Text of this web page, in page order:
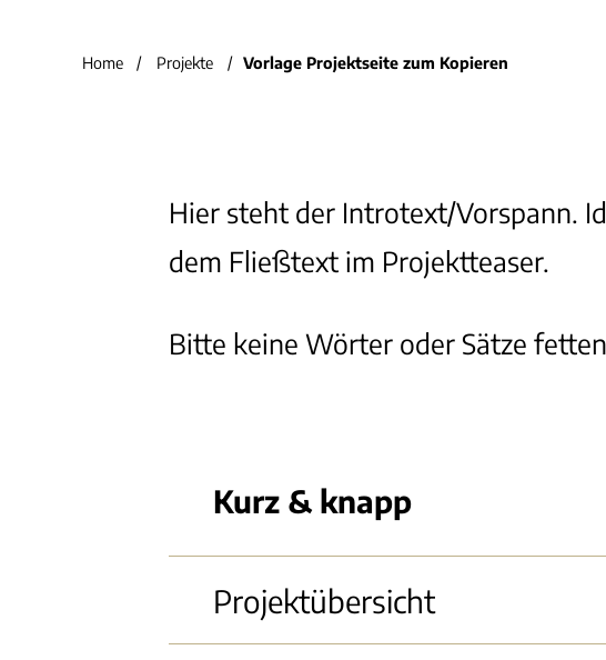
Home / Projekte / Vorlage Projektseite zum Kopieren
Hier steht der Introtext/Vorspann.
dem Fließtext im Projektteaser.
Bitte keine Wörter oder Sätze
Kurz & knapp
Projektübersicht